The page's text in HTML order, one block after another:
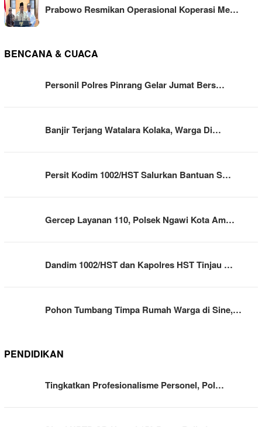
Prabowo Resmikan Operasional Koperasi Me…
BENCANA & CUACA
Personil Polres Pinrang Gelar Jumat Bers…
Banjir Terjang Watalara Kolaka, Warga Di…
Persit Kodim 1002/HST Salurkan Bantuan S…
Gercep Layanan 110, Polsek Ngawi Kota Am…
Dandim 1002/HST dan Kapolres HST Tinjau …
Pohon Tumbang Timpa Rumah Warga di Sine,…
PENDIDIKAN
Tingkatkan Profesionalisme Personel, Pol…